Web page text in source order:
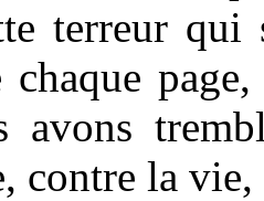
terreur qui
chaque
avons
contre la